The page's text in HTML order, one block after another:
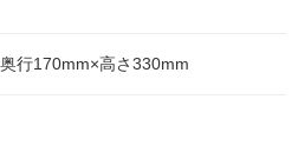
行170mm×高さ330mm